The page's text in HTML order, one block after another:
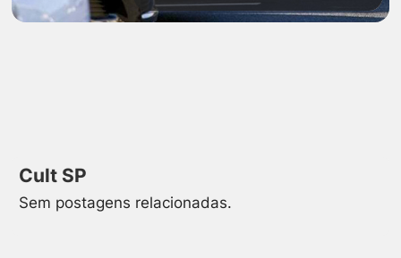
Cult SP
Sem postagens relacionadas.